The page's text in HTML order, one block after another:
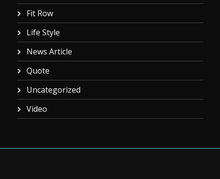
Fit Row
Life Style
News Article
Quote
Uncategorized
Video